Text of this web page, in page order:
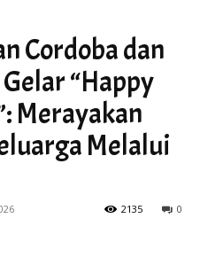
Cordoba dan
“Happy
Merayakan
Melalui
0
2135